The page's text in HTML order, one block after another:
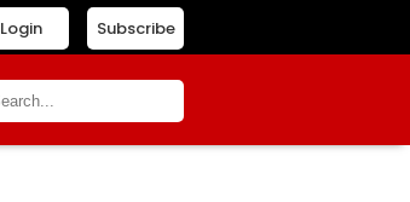
Subscribe
Login